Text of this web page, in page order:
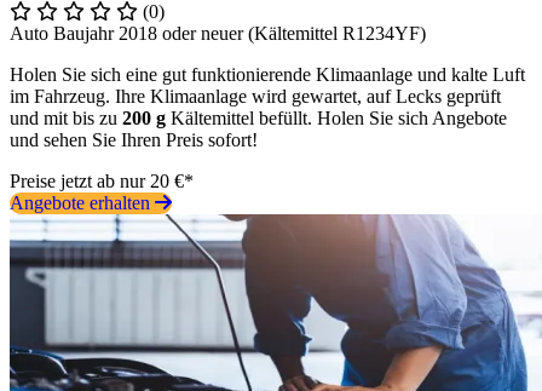
(0)
Auto Baujahr 2018 oder neuer (Kältemittel R1234YF)
Holen Sie sich eine gut funktionierende Klimaanlage und kalte Luft
im Fahrzeug. Ihre Klimaanlage wird gewartet, auf Lecks geprüft
und mit bis zu 200 g Kältemittel befüllt. Holen Sie sich Angebote
und sehen Sie Ihren Preis sofort!
Preise jetzt ab nur 20 €*
Angebote erhalten